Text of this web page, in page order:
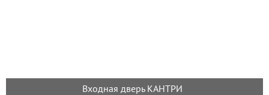
Входная дверь КАНТРИ